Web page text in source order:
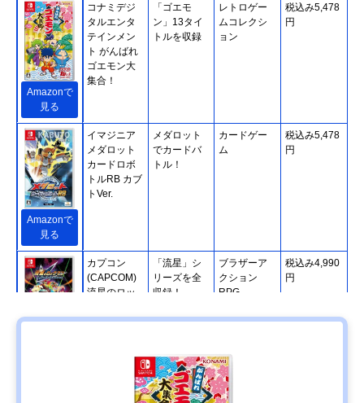
Amazonで
見る
コナミデジ
タルエンタ
テインメン
ト がんばれ
ゴエモン大
集合！
「ゴエモ
ン」13タイ
トルを収録
レトロゲー
ムコレクシ
ョン
税込み5,478
円
Amazonで
見る
イマジニア
メダロット
カードロボ
トルRB カブ
トVer.
メダロット
でカードバ
トル！
カードゲー
ム
税込み5,478
円
カプコン
(CAPCOM)
流星のロッ
フェクトコ
「流星」シ
リーズを全
収録！
ブラザーア
クション
RPG
税込み4,990
円
クラウディ
ハードボイ
サスペンス